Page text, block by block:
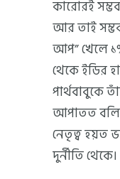
কারোরই
আর তাই
আপ” খেলে
থেকে ইডির
পার্থবাবুকে
আপাতত
নেতৃত্ব হয়ত
দুর্নীতি থেকে।